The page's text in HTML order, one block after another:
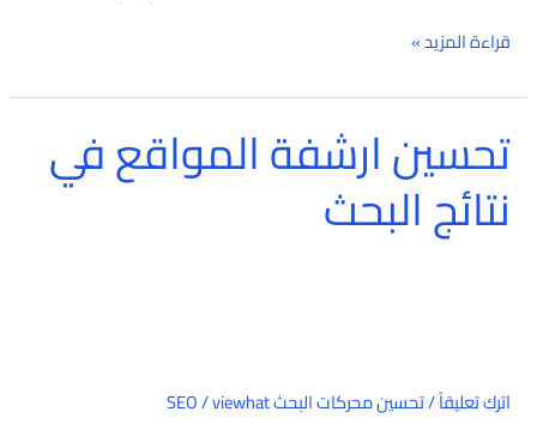
قراءة المزيد »
تحسين ارشفة المواقع في
نتائج البحث
اترك تعليقاً/تحسين محركات البحث SEO /viewhat
تحسين
ارشفة
المواقع